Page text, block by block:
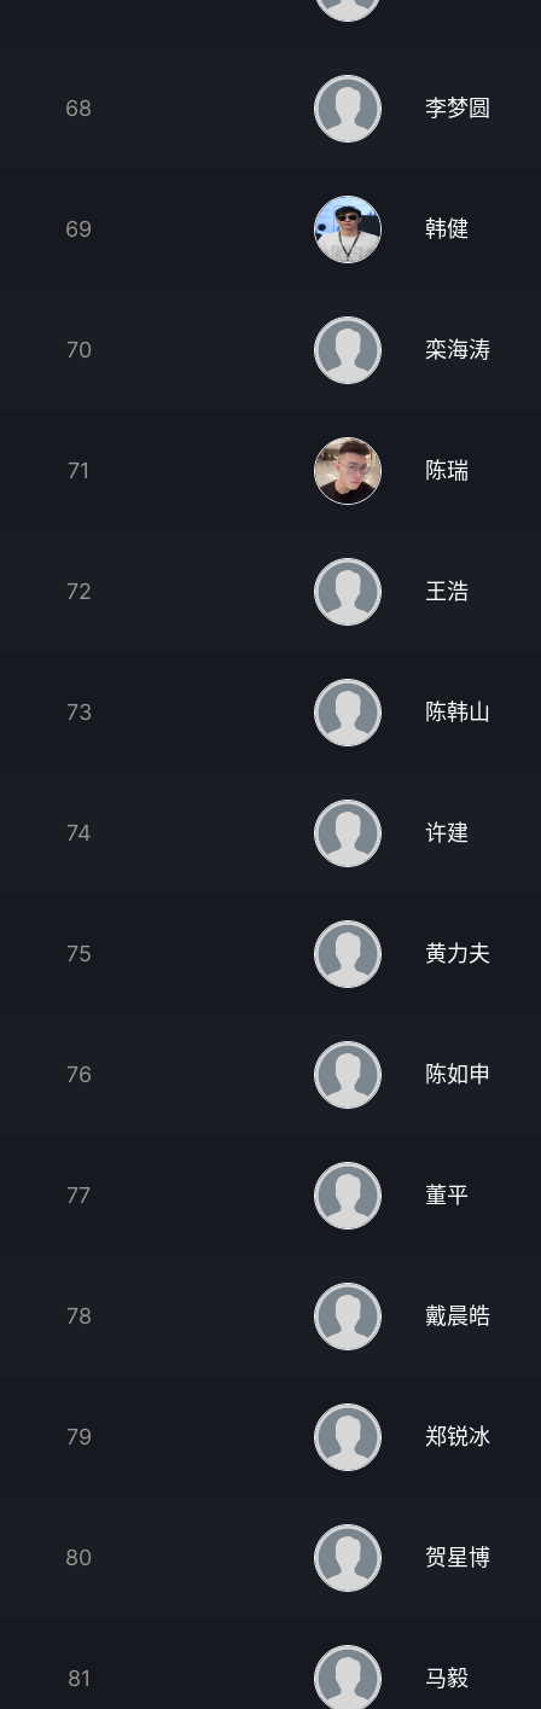
68 李梦圆
69 韩健
70 栾海涛
71 陈瑞
72 王浩
73 陈韩山
74 许建
75 黄力夫
76 陈如申
77 董平
78 戴晨皓
79 郑锐冰
80 贺星博
81 马毅